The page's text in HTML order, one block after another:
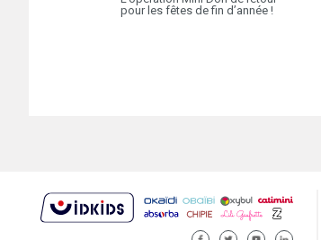
pour les fêtes de fin d’année !
FACEBOOKTWITTERYOUTUBELINKEDIN